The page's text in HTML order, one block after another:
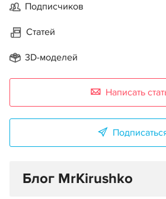
Подписчиков
Статей
3D-моделей
Написать
Блог MrKirushko